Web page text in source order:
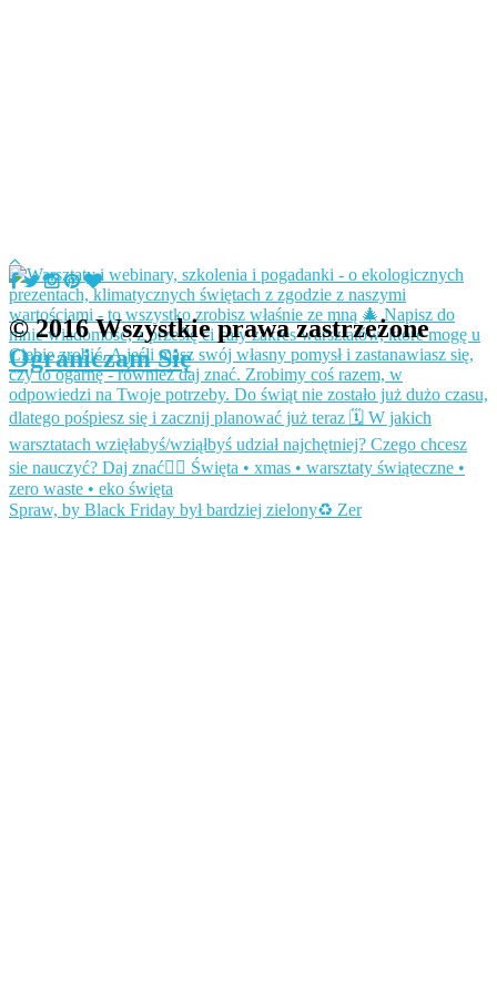
Spraw, by Black Friday był bardziej zielony♻️ Zer
© 2016 Wszystkie prawa zastrzeżone
Ograniczam Się